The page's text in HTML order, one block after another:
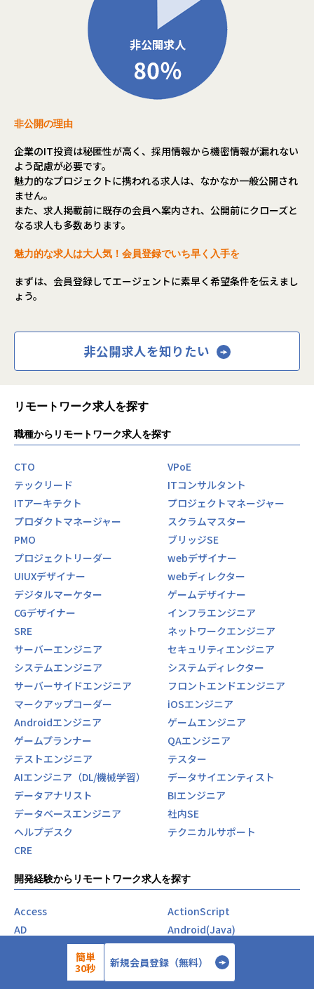
【業務の変更の範囲】
会社の規定に準ずる
非公開の理由
企業のIT投資は秘匿性が高く、採用情報から機密情報が漏れない
よう配慮が必要です。
魅力的なプロジェクトに携われる求人は、なかなか一般公開され
ません。
また、求人掲載前に既存の会員へ案内され、公開前にクローズと
なる求人も多数あります。
魅力的な求人は大人気！会員登録でいち早く入手を
まずは、会員登録してエージェントに素早く希望条件を伝えまし
ょう。
非公開求人を知りたい
リモートワーク求人を探す
職種からリモートワーク求人を探す
CTO
VPoE
テックリード
ITコンサルタント
ITアーキテクト
プロジェクトマネージャー
プロダクトマネージャー
スクラムマスター
PMO
ブリッジSE
プロジェクトリーダー
webデザイナー
UIUXデザイナー
webディレクター
デジタルマーケター
ゲームデザイナー
CGデザイナー
インフラエンジニア
SRE
ネットワークエンジニア
サーバーエンジニア
セキュリティエンジニア
システムエンジニア
システムディレクター
サーバーサイドエンジニア
フロントエンドエンジニア
マークアップコーダー
iOSエンジニア
Androidエンジニア
ゲームエンジニア
ゲームプランナー
QAエンジニア
テストエンジニア
テスター
AIエンジニア（DL/機械学習）
データサイエンティスト
データアナリスト
BIエンジニア
データベースエンジニア
社内SE
ヘルプデスク
テクニカルサポート
CRE
開発経験からリモートワーク求人を探す
Access
ActionScript
AD
Android(Java)
Ansible
Azure
C++
簡単
30秒
新規会員登録（無料）